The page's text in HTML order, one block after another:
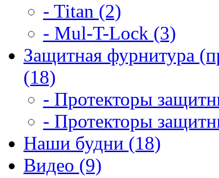
- Titan (2)
- Mul-T-Lock (3)
Защитная фурнитура
(18)
- Протекторы
- Протекторы
Наши будни (18)
Видео (9)